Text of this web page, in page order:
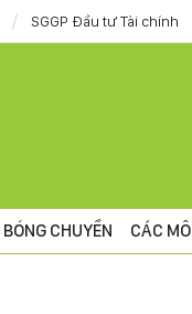
SGGP Đầu tư Tài chính
BÓNG CHUYỀN CÁC